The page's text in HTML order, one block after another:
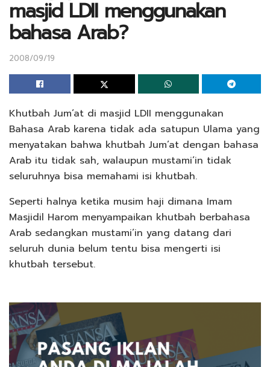
masjid LDII menggunakan
bahasa Arab?
2008/09/19
Khutbah Jum’at di masjid LDII menggunakan
Bahasa Arab karena tidak ada satupun Ulama yang
menyatakan bahwa khutbah Jum’at dengan bahasa
Arab itu tidak sah, walaupun mustami’in tidak
seluruhnya bisa memahami isi khutbah.
Seperti halnya ketika musim haji dimana Imam
Masjidil Harom menyampaikan khutbah berbahasa
Arab sedangkan mustami’in yang datang dari
seluruh dunia belum tentu bisa mengerti isi
khutbah tersebut.